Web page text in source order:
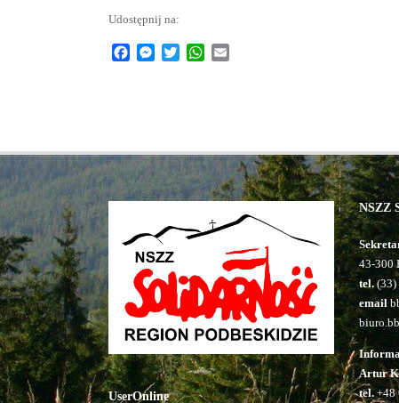
Udostępnij na:
FacebookMessenger
TwitterWhatsApp
UserOnline
NSZZ
43-300
tel.(33)
email
Artur
tel.+48